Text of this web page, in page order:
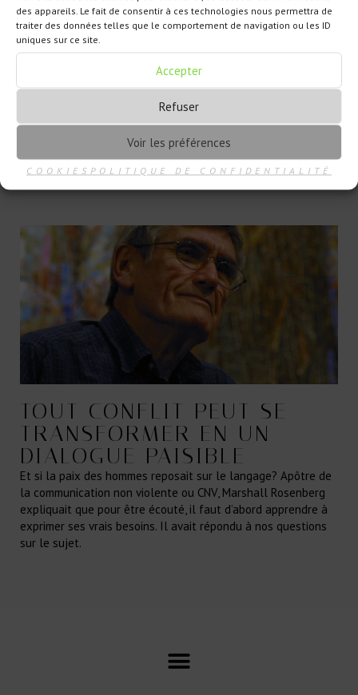
des appareils. Le fait de consentir à ces technologies nous permettra de
traiter des données telles que le comportement de navigation ou les ID
uniques sur ce site.
Accepter
Refuser
Voir les préférences
COOKIES POLITIQUE DE CONFIDENTIALITÉ
RELATIONS HARMONIEUSES
établit une méthodologie qui consiste à communiquer sans
violence, basée sur l’empathie pour soi-même et la
bienveillance. Au delà du processus de langage, il propose
d’adopter une attitude plus sereine et un véritable chemin de
vie.
TOUT CONFLIT PEUT SE
TRANSFORMER EN UN
DIALOGUE PAISIBLE
Et si la paix des hommes reposait sur le langage? Apôtre de
la communication non violente ou CNV, Marshall Rosenberg
expliquait que pour être écouté, il faut d’abord apprendre à
exprimer ses vrais besoins. Il avait répondu à nos questions
sur le sujet.